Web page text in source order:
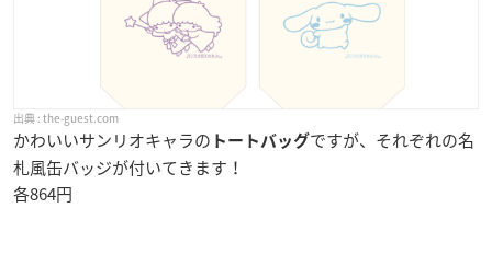
the-guest.com
かわいいサンリオキャラの トートバッグですが、それぞれの名
札風缶バッジが付いてきます！
各864円